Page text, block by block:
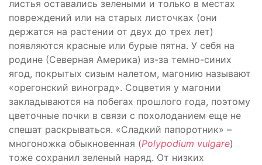
листья оставались зелеными и только в местах
повреждений или на старых листочках (они
держатся на растении от двух до трех лет)
появляются красные или бурые пятна. У себя на
родине (Северная Америка) из-за темно-синих
ягод, покрытых сизым налетом, магонию называют
«орегонский виноград». Соцветия у магонии
закладываются на побегах прошлого года, поэтому
цветочные почки в связи с похолоданием еще не
спешат раскрываться. «Сладкий папоротник» –
многоножка обыкновенная (Polypodium vulgare)
тоже сохранил зеленый наряд. От низких